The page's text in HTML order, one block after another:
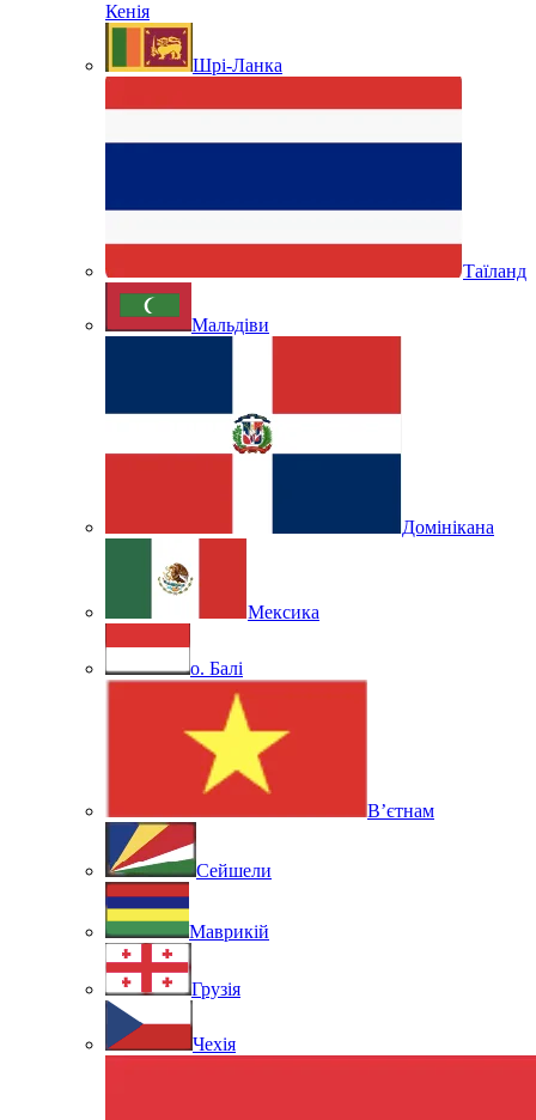
Кенія
Шрі-Ланка
Таїланд
Мальдіви
Домінікана
Мексика
о. Балі
В’єтнам
Сейшели
Маврикій
Грузія
Чехія